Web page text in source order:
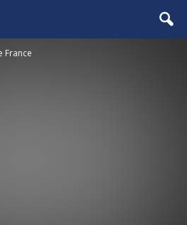
France